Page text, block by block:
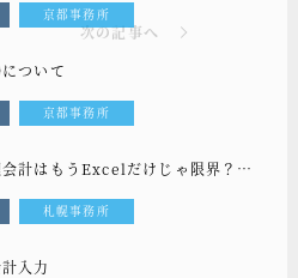
次の記事へ
京都事務所
ついて
京都事務所
計はもうExcelだけじゃ限界？シ
札幌事務所
入力